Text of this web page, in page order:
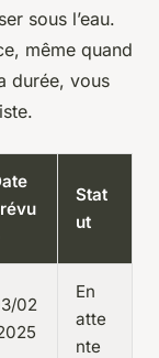
sous l’eau.
même quand
durée, vous
Stat
ut
02
En
atte
nte